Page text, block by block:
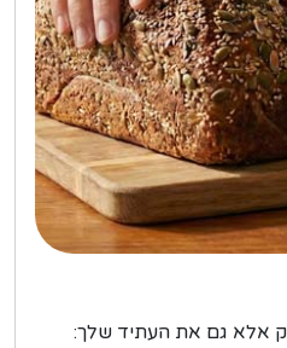
אלא גם את העתיד שלך: